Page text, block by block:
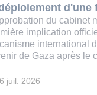
d'une
du cabinet
implication
international
de Gaza après le
juil. 2026